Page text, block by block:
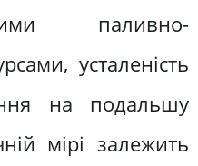
паливно-
усталеність
на подальшу
мірі залежить